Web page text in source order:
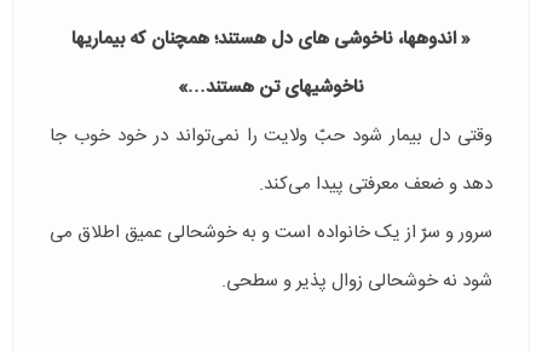
« اندوهها، ناخوشى هاى دل هستند؛ همچنان كه بيماريها
ناخوشيهاى تن هستند…»
وقتی دل بیمار شود حبّ ولایت را نمی‌تواند در خود خوب جا
دهد و ضعف معرفتی پیدا می‌کند.
سرور و سرّ از یک خانواده است و به خوشحالی عمیق اطلاق می
شود نه خوشحالی زوال پذیر و سطحی.